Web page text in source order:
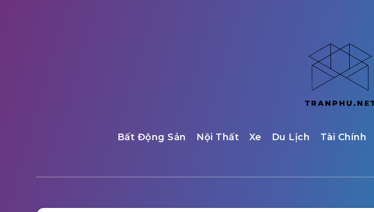
Bất Động Sản Nội Thất Xe Du Lịch Tài Chính